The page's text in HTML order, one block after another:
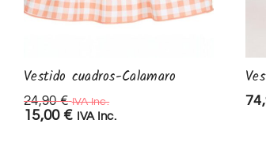
Vestido cuadros-Calamaro
24,90€ IVA Inc.
15,00 € IVA Inc.